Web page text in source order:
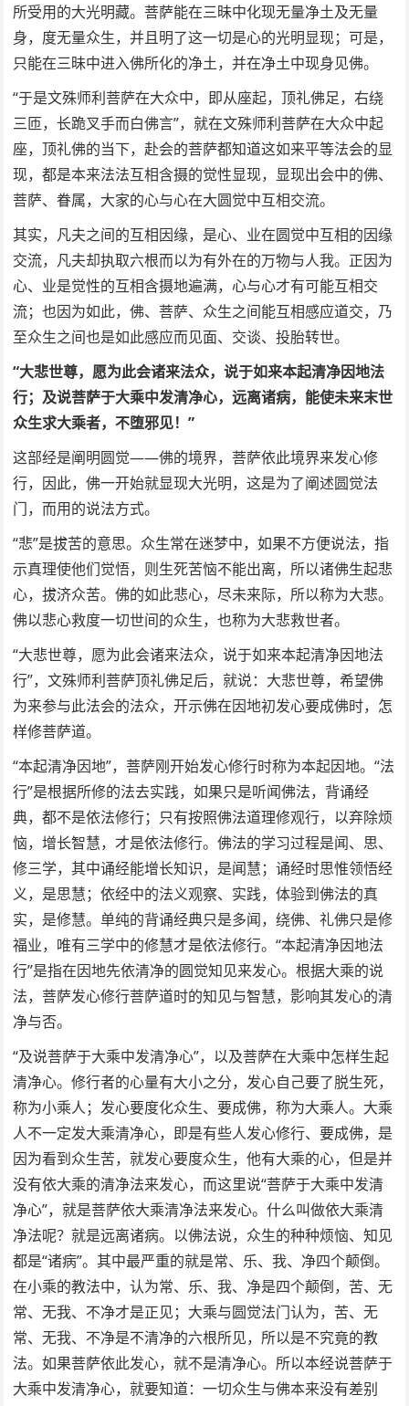
所受用的大光明藏。菩萨能在三昧中化现无量净土及无量
身，度无量众生，并且明了这一切是心的光明显现；可是，
只能在三昧中进入佛所化的净土，并在净土中现身见佛。
“于是文殊师利菩萨在大众中，即从座起，顶礼佛足，右绕
三匝，长跪叉手而白佛言”，就在文殊师利菩萨在大众中起
座，顶礼佛的当下，赴会的菩萨都知道这如来平等法会的显
现，都是本来法法互相含摄的觉性显现，显现出会中的佛、
菩萨、眷属，大家的心与心在大圆觉中互相交流。
其实，凡夫之间的互相因缘，是心、业在圆觉中互相的因缘
交流，凡夫却执取六根而以为有外在的万物与人我。正因为
心、业是觉性的互相含摄地遍满，心与心才有可能互相交
流；也因为如此，佛、菩萨、众生之间能互相感应道交，乃
至众生之间也是如此感应而见面、交谈、投胎转世。
“大悲世尊，愿为此会诸来法众，说于如来本起清净因地法
行；及说菩萨于大乘中发清净心，远离诸病，能使未来末世
众生求大乘者，不堕邪见！”
这部经是阐明圆觉——佛的境界，菩萨依此境界来发心修
行，因此，佛一开始就显现大光明，这是为了阐述圆觉法
门，而用的说法方式。
“悲”是拔苦的意思。众生常在迷梦中，如果不方便说法，指
示真理使他们觉悟，则生死苦恼不能出离，所以诸佛生起悲
心，拔济众苦。佛的如此悲心，尽未来际，所以称为大悲。
佛以悲心救度一切世间的众生，也称为大悲救世者。
“大悲世尊，愿为此会诸来法众，说于如来本起清净因地法
行”，文殊师利菩萨顶礼佛足后，就说：大悲世尊，希望佛
为来参与此法会的法众，开示佛在因地初发心要成佛时，怎
样修菩萨道。
“本起清净因地”，菩萨刚开始发心修行时称为本起因地。“法
行”是根据所修的法去实践，如果只是听闻佛法，背诵经
典，都不是依法修行；只有按照佛法道理修观行，以弃除烦
恼，增长智慧，才是依法修行。佛法的学习过程是闻、思、
修三学，其中诵经能增长知识，是闻慧；诵经时思惟领悟经
义，是思慧；依经中的法义观察、实践，体验到佛法的真
实，是修慧。单纯的背诵经典只是多闻，绕佛、礼佛只是修
福业，唯有三学中的修慧才是依法修行。“本起清净因地法
行”是指在因地先依清净的圆觉知见来发心。根据大乘的说
法，菩萨发心修行菩萨道时的知见与智慧，影响其发心的清
净与否。
“及说菩萨于大乘中发清净心”，以及菩萨在大乘中怎样生起
清净心。修行者的心量有大小之分，发心自己要了脱生死，
称为小乘人；发心要度化众生、要成佛，称为大乘人。大乘
人不一定发大乘清净心，即是有些人发心修行、要成佛，是
因为看到众生苦，就发心要度众生，他有大乘的心，但是并
没有依大乘的清净法来发心，而这里说“菩萨于大乘中发清
净心”，就是菩萨依大乘清净法来发心。什么叫做依大乘清
净法呢？就是远离诸病。以佛法说，众生的种种烦恼、知见
都是“诸病”。其中最严重的就是常、乐、我、净四个颠倒。
在小乘的教法中，认为常、乐、我、净是四个颠倒，苦、无
常、无我、不净才是正见；大乘与圆觉法门认为，苦、无
常、无我、不净是不清净的六根所见，所以是不究竟的教
法。如果菩萨依此发心，就不是清净心。所以本经说菩萨于
大乘中发清净心，就要知道：一切众生与佛本来没有差别